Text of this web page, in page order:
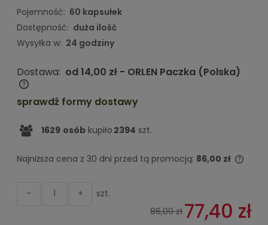
Pojemność: 60 kapsułek
Dostępność: duża ilość
Wysyłka w: 24 godziny
Dostawa: od 14,00 zł - ORLEN Paczka (Polska)
Cena nie zawiera ewentualnych kosztów płatności
sprawdź formy dostawy
1629 osób kupiło 2394 szt.
Najniższa cena z 30 dni przed tą promocją: 86,00 zł
+
- szt.
77,40 zł
86,00 zł